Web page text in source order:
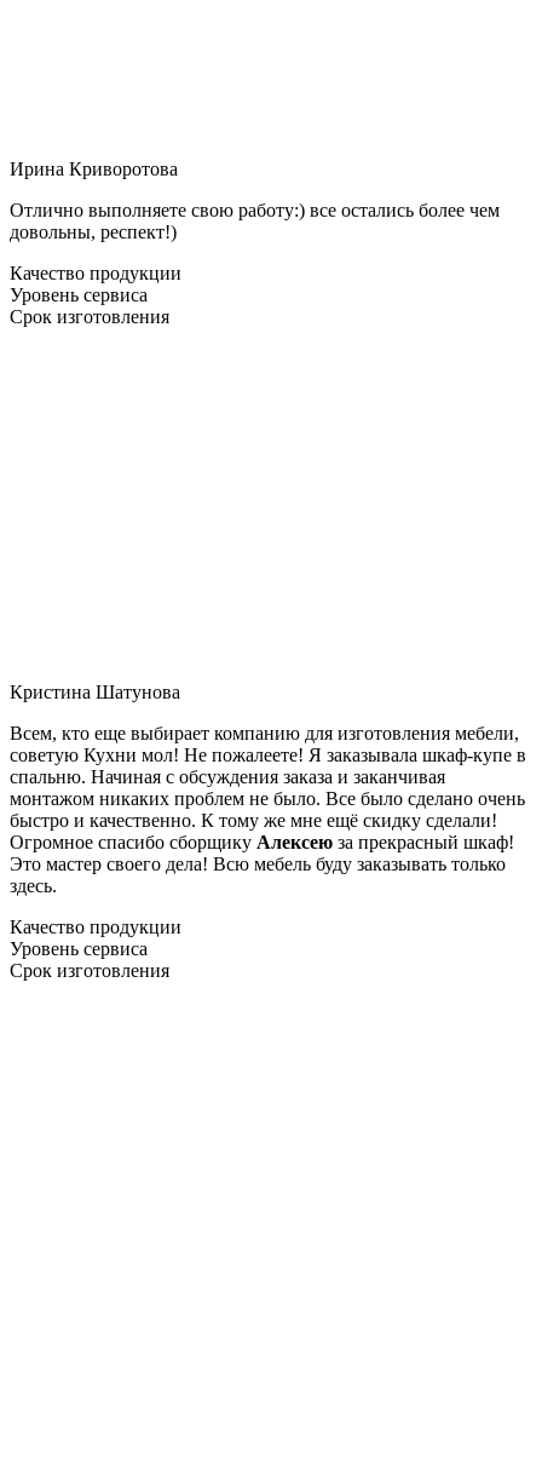
Ирина Криворотова
Отлично выполняете свою работу:) все остались более чем
довольны, респект!)
Качество продукции
Уровень сервиса
Срок изготовления
Кристина Шатунова
Всем, кто еще выбирает компанию для изготовления мебели,
советую Кухни мол! Не пожалеете! Я заказывала шкаф-купе в
спальню. Начиная с обсуждения заказа и заканчивая
монтажом никаких проблем не было. Все было сделано очень
быстро и качественно. К тому же мне ещё скидку сделали!
Огромное спасибо сборщику Алексею за прекрасный шкаф!
Это мастер своего дела! Всю мебель буду заказывать только
здесь.
Качество продукции
Уровень сервиса
Срок изготовления